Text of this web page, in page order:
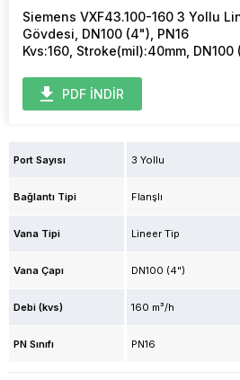
Siemens VXF43.100-160 3 Yollu
Gövdesi, DN100 (4"), PN16
Kvs:160, Stroke(mil):40mm, DN100
PDF İNDİR
Port Sayısı 3 Yollu
Bağlantı Tipi Flanşlı
Vana Tipi Lineer Tip
Vana Çapı DN100 (4")
Debi (kvs) 160 m³/h
PN Sınıfı PN16